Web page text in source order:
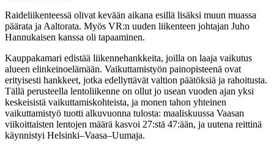
Raideliikenteessä olivat kevään aikana esillä lisäksi muun muassa
päärata ja Aaltorata. Myös VR:n uuden liikenteen johtajan Juho
Hannukaisen kanssa oli tapaaminen.
Kauppakamari edistää liikennehankkeita, joilla on laaja vaikutus
alueen elinkeinoelämään. Vaikuttamistyön painopisteenä ovat
erityisesti hankkeet, jotka edellyttävät valtion päätöksiä ja rahoitusta.
Tällä perusteella lentoliikenne on ollut jo usean vuoden ajan yksi
keskeisistä vaikuttamiskohteista, ja monen tahon yhteinen
vaikuttamistyö tuotti alkuvuonna tulosta: maaliskuussa Vaasan
viikoittaisten lentojen määrä kasvoi 27:stä 47:ään, ja uutena reittinä
käynnistyi Helsinki–Vaasa–Uumaja.